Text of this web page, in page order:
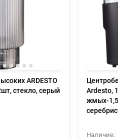
ARDESTO
стекло, серый
Ardesto,
жмых-1,5